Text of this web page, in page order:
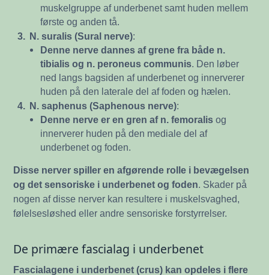
muskelgruppe af underbenet samt huden mellem
første og anden tå.
3.
N. suralis (Sural nerve):
Denne nerve dannes af grene fra både n.
tibialis og n. peroneus communis . Den løber
ned langs bagsiden af underbenet og innerverer
huden på den laterale del af foden og hælen.
4.
N. saphenus (Saphenous nerve):
Denne nerve er en gren af n. femoralis og
innerverer huden på den mediale del af
underbenet og foden.
Disse nerver spiller en afgørende rolle i bevægelsen
og det sensoriske i underbenet og foden. Skader på
nogen af disse nerver kan resultere i muskelsvaghed,
følelsesløshed eller andre sensoriske forstyrrelser.
De primære fascialag i underbenet
Fascialagene i underbenet (crus) kan opdeles i flere